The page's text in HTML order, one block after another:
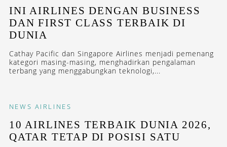
INI AIRLINES DENGAN BUSINESS
DAN FIRST CLASS TERBAIK DI
DUNIA
Cathay Pacific dan Singapore Airlines menjadi pemenang
kategori masing-masing, menghadirkan pengalaman
terbang yang menggabungkan teknologi,...
NEWS AIRLINES
10 AIRLINES TERBAIK DUNIA 2026,
QATAR TETAP DI POSISI SATU